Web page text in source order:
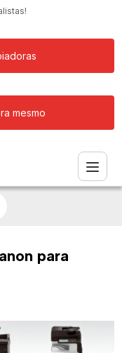
mesmo
CANON PARA SERVICOS
para